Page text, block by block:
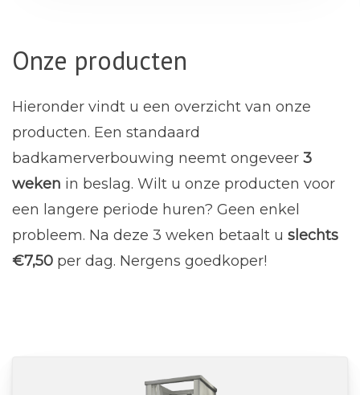
Onze producten
Hieronder vindt u een overzicht van onze
producten. Een standaard
badkamerverbouwing neemt ongeveer 3
weken in beslag. Wilt u onze producten voor
een langere periode huren? Geen enkel
probleem. Na deze 3 weken betaalt u slechts
€7,50 per dag. Nergens goedkoper!